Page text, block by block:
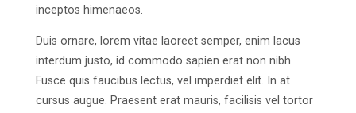
inceptos himenaeos.
Duis ornare, lorem vitae laoreet semper, enim lacus
interdum justo, id commodo sapien erat non nibh.
Fusce quis faucibus lectus, vel imperdiet elit. In at
cursus augue. Praesent erat mauris, facilisis vel tortor